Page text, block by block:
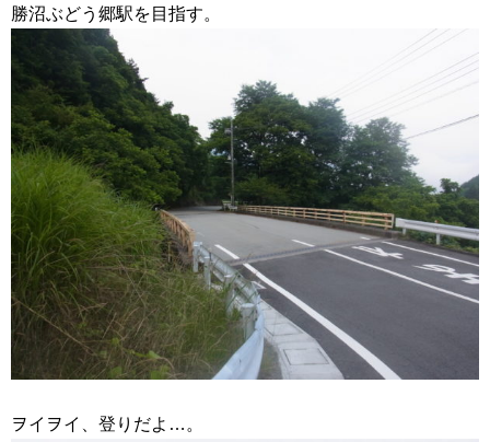
勝沼ぶどう郷駅を目指す。
ヲイヲイ、登りだよ…。